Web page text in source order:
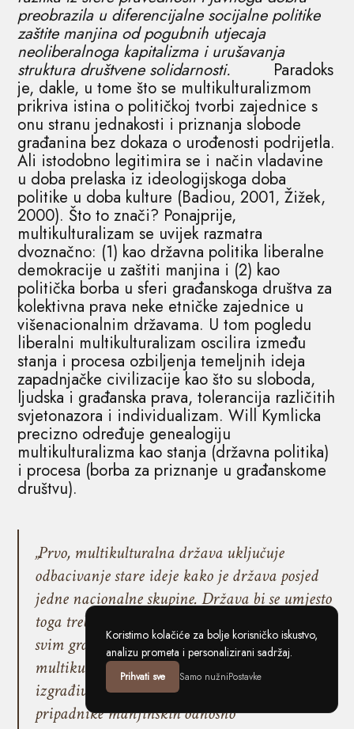
preobrazila u diferencijalne socijalne politike
zaštite manjina od pogubnih utjecaja
neoliberalnoga kapitalizma i urušavanja
struktura društvene solidarnosti. Paradoks
je, dakle, u tome što se multikulturalizmom
prikriva istina o političkoj tvorbi zajednice s
onu stranu jednakosti i priznanja slobode
građanina bez dokaza o urođenosti podrijetla.
Ali istodobno legitimira se i način vladavine
u doba prelaska iz ideologijskoga doba
politike u doba kulture (Badiou, 2001, Žižek,
2000). Što to znači? Ponajprije,
multikulturalizam se uvijek razmatra
dvoznačno: (1) kao državna politika liberalne
demokracije u zaštiti manjina i (2) kao
politička borba u sferi građanskoga društva za
kolektivna prava neke etničke zajednice u
višenacionalnim državama. U tom pogledu
liberalni multikulturalizam oscilira između
stanja i procesa ozbiljenja temeljnih ideja
zapadnjačke civilizacije kao što su sloboda,
ljudska i građanska prava, tolerancija različitih
svjetonazora i individualizam. Will Kymlicka
precizno određuje genealogiju
multikulturalizma kao stanja (državna politika)
i procesa (borba za priznanje u građanskome
društvu).
„Prvo, multikulturalna država uključuje
odbacivanje stare ideje kako je država posjed
jedne nacionalne skupine. Država bi se umjesto
toga trebala shvatiti kako podjednako pripada
svim građanima. Drugo, kao posljedica,
multikulturalna država odbacuje svaku politiku
izgrađivanja nacije koja asimilira ili isključuje
pripadnike manjinskih odnosno
Koristimo kolačiće za bolje korisničko iskustvo,
analizu prometa i personalizirani sadržaj.
Prihvati sve Samo nužniPostavke